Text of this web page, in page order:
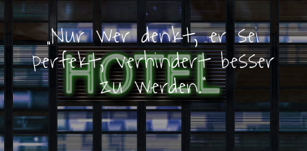
„Nur wer denkt, er sei
perfekt, verhindert besser
zu werden.“